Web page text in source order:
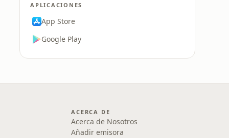
APLICACIONES
App Store
Google Play
ACERCA DE
Acerca de Nosotros
Añadir emisora